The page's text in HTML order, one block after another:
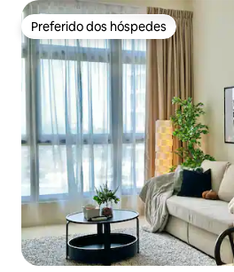
Preferido dos hóspedes
Preferido dos hóspedes